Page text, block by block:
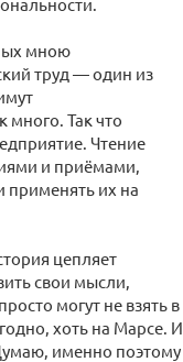
мною
труд — один из
Так что
Чтение
и приёмами,
применять их на
цепляет
свои мысли,
могут не взять в
хоть на Марсе. И
именно поэтому